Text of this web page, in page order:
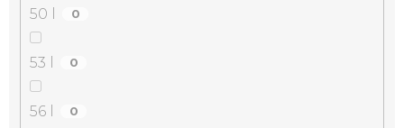
50 l 0
53 l 0
56 l 0